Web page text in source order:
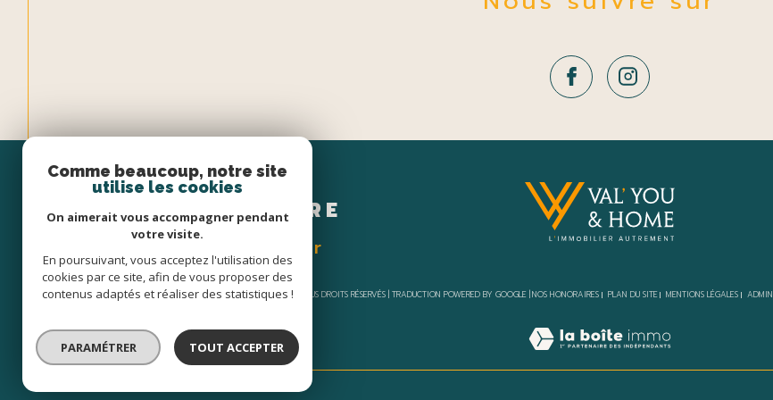
Espace
PROPRIÉTAIRE
Se connecter
© 2026 | TOUS DROITS RÉSERVÉS | TRADUCTION POWERED BY GOOGLE |NOS HONORAIRES PLAN DU SITE MENTIONS LÉGALES ADMIN
Comme beaucoup, notre site
utilise les cookies
On aimerait vous accompagner pendant
votre visite.
En poursuivant, vous acceptez l'utilisation des
cookies par ce site, afin de vous proposer des
contenus adaptés et réaliser des statistiques !
PARAMÉTRER TOUT ACCEPTER